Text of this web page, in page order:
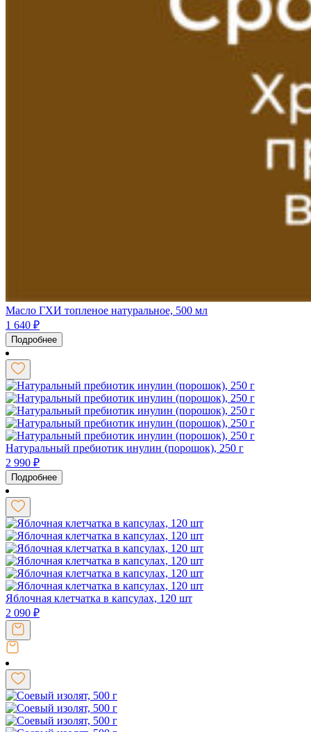
Масло ГХИ топленое натуральное, 500 мл
1 640 ₽
Подробнее
Натуральный пребиотик инулин (порошок), 250 г
2 990 ₽
Подробнее
Яблочная клетчатка в капсулах, 120 шт
2 090 ₽